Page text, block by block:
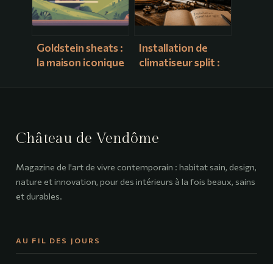
Goldstein sheats :
la maison iconique
toujours los
Installation de
climatiseur split :
pression et 4
Château de Vendôme
Magazine de l'art de vivre contemporain : habitat sain, design,
nature et innovation, pour des intérieurs à la fois beaux, sains
et durables.
AU FIL DES JOURS